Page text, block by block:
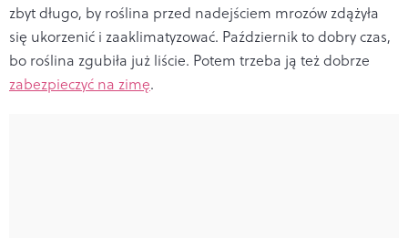
zbyt długo, by roślina przed nadejściem mrozów zdążyła
się ukorzenić i zaaklimatyzować. Październik to dobry czas,
bo roślina zgubiła już liście. Potem trzeba ją też dobrze
zabezpieczyć na zimę.